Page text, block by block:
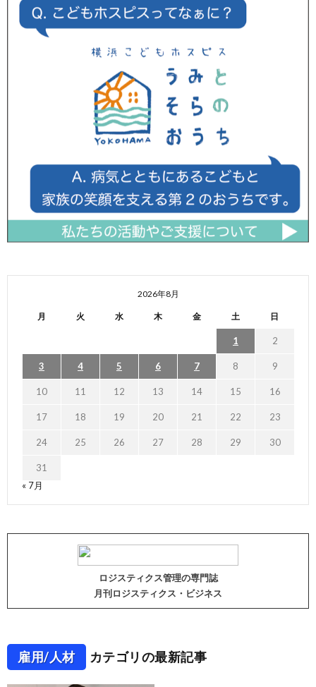
2026年8月
月 火 水 木 金 土 日
1 2
3 4 5 6 7 8 9
10 11 12 13 14 15 16
17 18 19 20 21 22 23
24 25 26 27 28 29 30
31
« 7月
ロジスティクス管理の専門誌
月刊ロジスティクス・ビジネス
雇用/人材 カテゴリの最新記事